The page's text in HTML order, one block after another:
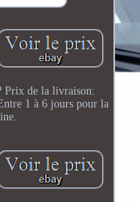
Prix de la livraison:
1 à 6 jours pour la